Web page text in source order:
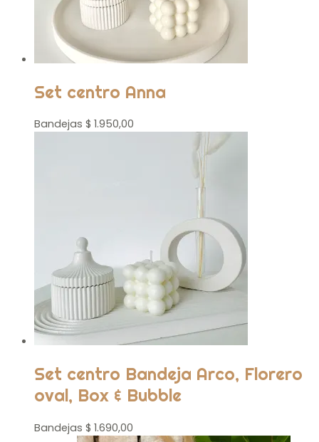
Set centro Anna
Bandejas $ 1.950,00
Set centro Bandeja Arco, Florero
oval, Box & Bubble
Bandejas $ 1.690,00